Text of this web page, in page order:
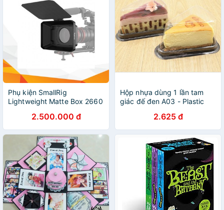
Phụ kiện SmallRig
Lightweight Matte Box 2660
2.500.000 đ
Hộp nhựa dùng 1 lần tam
giác đế đen A03 - Plastic
2.625 đ